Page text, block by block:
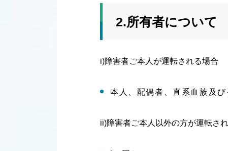
2.所有者について
i)障害者ご本人が運転される場合
本人、配偶者、直系血族及
ii)障害者ご本人以外の方が運転さ